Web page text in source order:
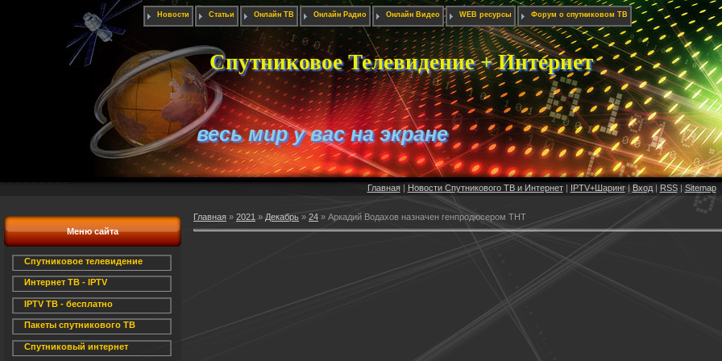
Новости Статьи Онлайн ТВ Онлайн Радио Онлайн Видео WEB ресурсы Форум о спутниковом ТВ
Спутниковое Телевидение + Интернет
весь мир у вас на экране
Главная| Новости Спутникового ТВ и Интернет| IPTV+Шаринг| Вход| RSS| Sitemap
Меню сайта
Спутниковое телевидение
Интернет ТВ - IPTV
IPTV ТВ - бесплатно
Пакеты спутникового ТВ
Спутниковый интернет
Главная » 2021 » Декабрь » 24 » Аркадий Водахов назначен генпродюсером ТНТ